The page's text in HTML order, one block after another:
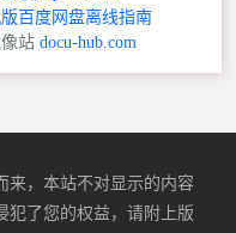
百度网盘离线指南
站 docu-hub.com
来，本站不对显示的内容
犯了您的权益，请附上版